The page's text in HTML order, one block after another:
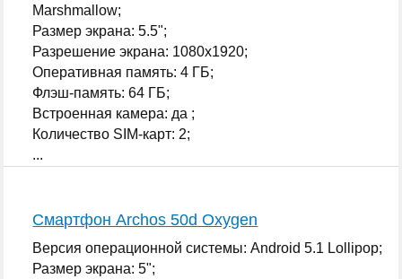
Marshmallow;
Размер экрана: 5.5";
Разрешение экрана: 1080x1920;
Оперативная память: 4 ГБ;
Флэш-память: 64 ГБ;
Встроенная камера: да ;
Количество SIM-карт: 2;
...
Смартфон Archos 50d Oxygen
Версия операционной системы: Android 5.1 Lollipop;
Размер экрана: 5";